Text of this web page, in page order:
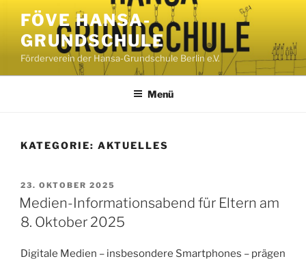
Inhalt
springen
FÖVE HANSA-
GRUNDSCHULE
Förderverein der Hansa-Grundschule Berlin e.V.
Menü
KATEGORIE: AKTUELLES
VERÖFFENTLICHT
AM
23. OKTOBER 2025
Medien-Informationsabend für Eltern am
8. Oktober 2025
Digitale Medien – insbesondere Smartphones – prägen